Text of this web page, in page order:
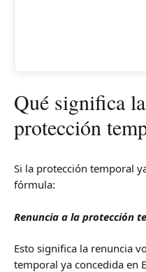
Qué significa
protección
Si la protección temporal
fórmula:
Renuncia a la protección
Esto significa la renuncia
temporal ya concedida en